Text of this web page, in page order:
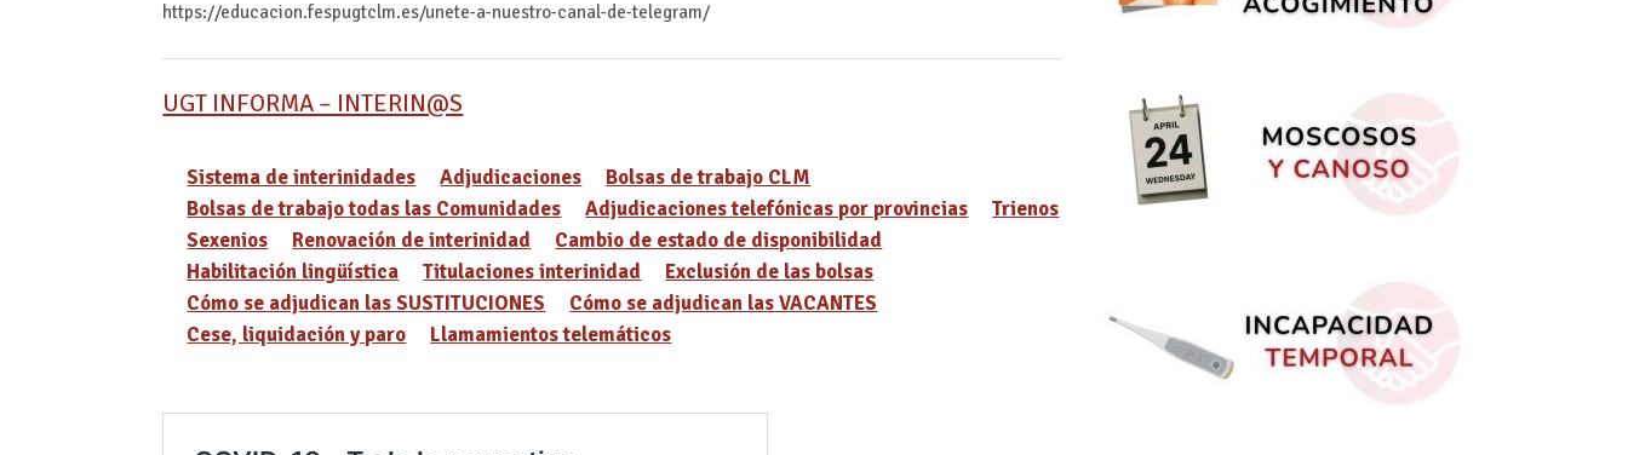
https://educacion.fespugtclm.es/unete-a-nuestro-canal-de-telegram/
UGT INFORMA – INTERIN@S
Sistema de interinidades Adjudicaciones
Bolsas de trabajo CLM
Bolsas de trabajo todas las Comunidades
Adjudicaciones telefónicas por provincias
Trienos
Sexenios
Renovación de interinidad
Cambio de estado de disponibilidad
Habilitación lingüística
Titulaciones interinidad
Exclusión de las bolsas
Cómo se adjudican las SUSTITUCIONES
Cómo se adjudican las VACANTES
Cese, liquidación y paro
Llamamientos telemáticos